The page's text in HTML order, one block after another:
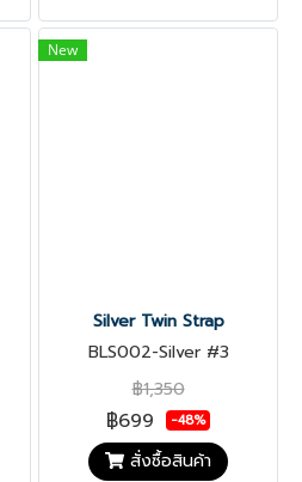
New
Silver Twin Strap
BLS002-Silver #3
฿1,350
฿699 -48%
สั่งซื้อสินค้า